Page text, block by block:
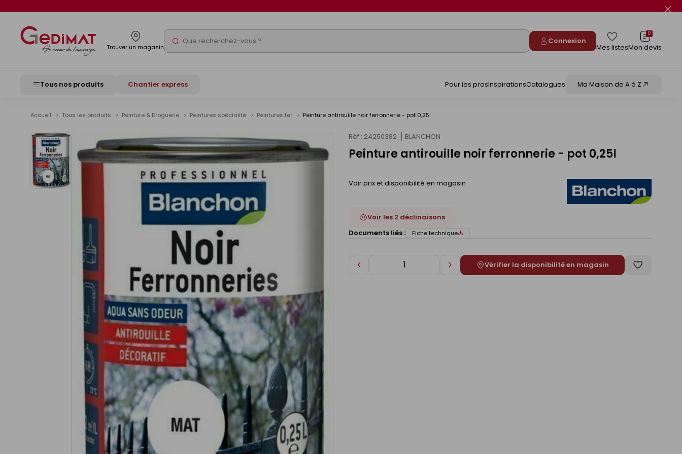
Trouver un magasin Rechercher Connexion
Mes listes
0
Mon devis
Tous nos produits Chantier express Pour les prosInspirationsCatalogues Ma Maison de A à Z
Accueil Tous les produits Peinture & Droguerie Peintures spécialité Peintures fer Peinture antirouille noir ferronnerie - pot 0,25l
images
Réf : 24250382 BLANCHON
Peinture antirouille noir ferronnerie - pot 0,25l
Voir prix et disponibilité en magasin
Voir les 2 déclinaisons
Documents liés :
Fiche technique
Diminuer AugmenterVérifier la disponibilité en magasin
Enregistrer